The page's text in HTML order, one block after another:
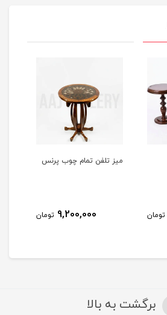
تومان
میز تلفن تمام چوب پرنس
9,200,000 تومان
برگشت به بالا